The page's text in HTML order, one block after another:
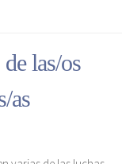
las/os
as